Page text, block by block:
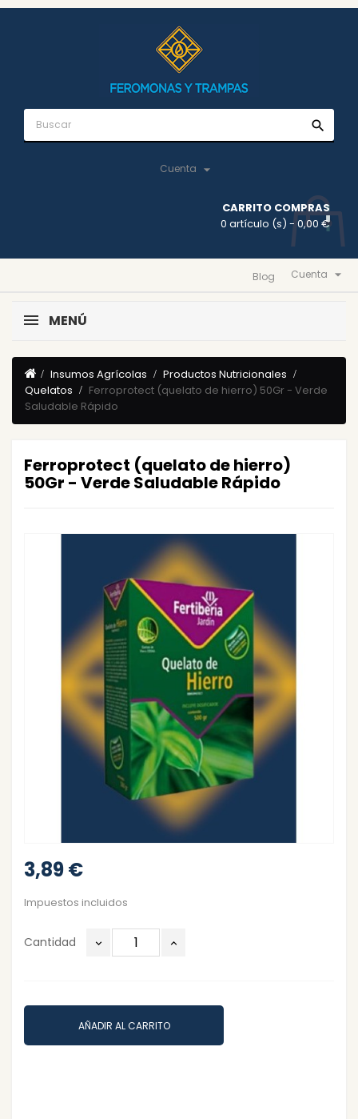
search
Cuenta 
CARRITO COMPRAS
0 artículo (s) - 0,00 €
Cuenta 
Blog
MENÚ
Insumos Agrícolas
Productos Nutricionales
Quelatos
Ferroprotect (quelato de hierro) 50Gr - Verde
Saludable Rápido
Ferroprotect (quelato de hierro)
50Gr - Verde Saludable Rápido
3,89 €
Impuestos incluidos
Cantidad
AÑADIR AL CARRITO